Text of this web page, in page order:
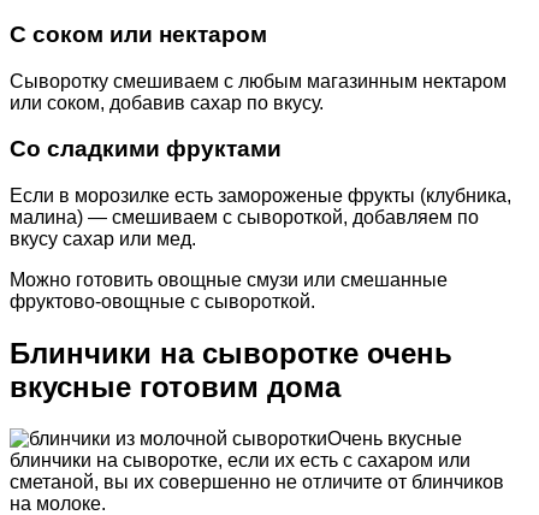
С соком или нектаром
Сыворотку смешиваем с любым магазинным нектаром
или соком, добавив сахар по вкусу.
Со сладкими фруктами
Если в морозилке есть замороженые фрукты (клубника,
малина) — смешиваем с сывороткой, добавляем по
вкусу сахар или мед.
Можно готовить овощные смузи или смешанные
фруктово-овощные с сывороткой.
Блинчики на сыворотке очень
вкусные готовим дома
Очень вкусные
блинчики на сыворотке, если их есть с сахаром или
сметаной, вы их совершенно не отличите от блинчиков
на молоке.